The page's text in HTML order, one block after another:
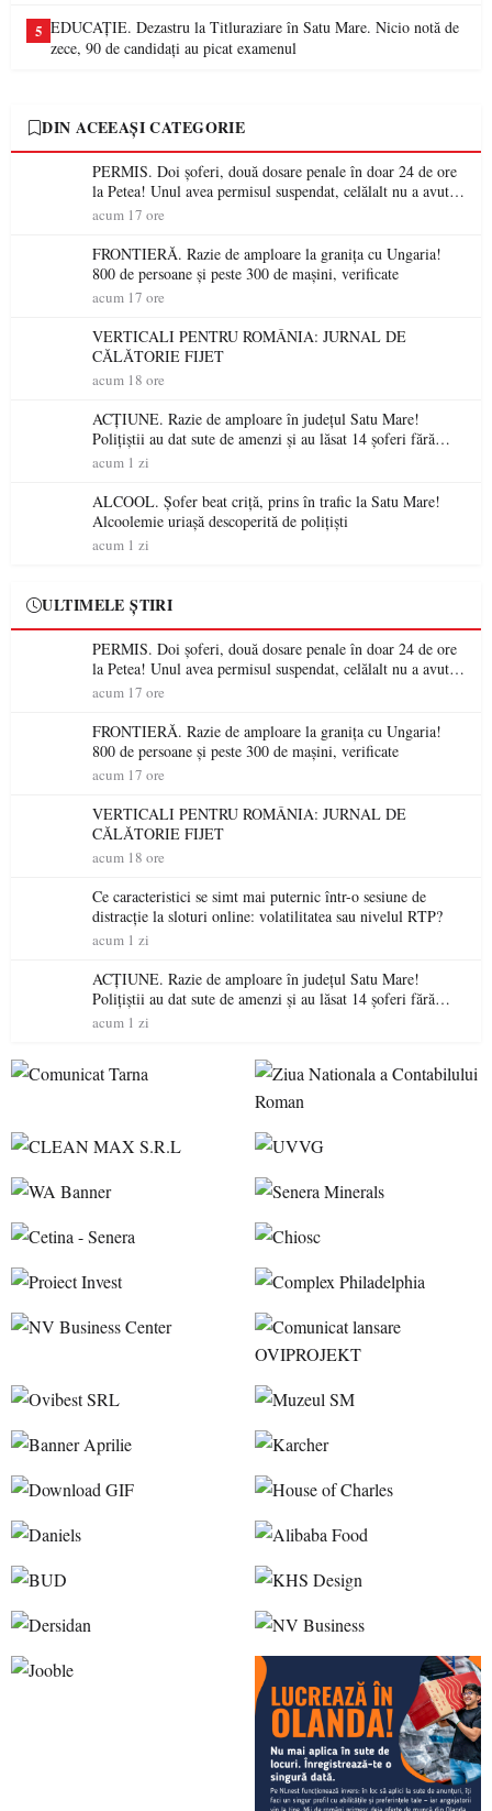
5 EDUCAȚIE. Dezastru la Titluraziare în Satu Mare. Nicio notă de
zece, 90 de candidați au picat examenul
DIN ACEEAȘI CATEGORIE
PERMIS. Doi șoferi, două dosare penale în doar 24 de ore
la Petea! Unul avea permisul suspendat, celălalt nu a avut
niciodată permis
acum 17 ore
FRONTIERĂ. Razie de amploare la granița cu Ungaria!
800 de persoane și peste 300 de mașini, verificate
acum 17 ore
VERTICALI PENTRU ROMÂNIA: JURNAL DE
CĂLĂTORIE FIJET
acum 18 ore
ACȚIUNE. Razie de amploare în județul Satu Mare!
Polițiștii au dat sute de amenzi și au lăsat 14 șoferi fără
permis într-o singură zi
acum 1 zi
ALCOOL. Șofer beat criță, prins în trafic la Satu Mare!
Alcoolemie uriașă descoperită de polițiști
acum 1 zi
ULTIMELE ȘTIRI
PERMIS. Doi șoferi, două dosare penale în doar 24 de ore
la Petea! Unul avea permisul suspendat, celălalt nu a avut
niciodată permis
acum 17 ore
FRONTIERĂ. Razie de amploare la granița cu Ungaria!
800 de persoane și peste 300 de mașini, verificate
acum 17 ore
VERTICALI PENTRU ROMÂNIA: JURNAL DE
CĂLĂTORIE FIJET
acum 18 ore
Ce caracteristici se simt mai puternic într-o sesiune de
distracție la sloturi online: volatilitatea sau nivelul RTP?
acum 1 zi
ACȚIUNE. Razie de amploare în județul Satu Mare!
Polițiștii au dat sute de amenzi și au lăsat 14 șoferi fără
permis într-o singură zi
acum 1 zi